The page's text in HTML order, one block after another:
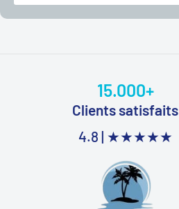
15.000+
Clients satisfaits
4.8 | ★★★★★